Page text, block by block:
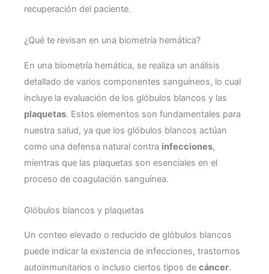
recuperación del paciente.
¿Qué te revisan en una biometría hemática?
En una biometría hemática, se realiza un análisis
detallado de varios componentes sanguíneos, lo cual
incluye la evaluación de los glóbulos blancos y las
plaquetas. Estos elementos son fundamentales para
nuestra salud, ya que los glóbulos blancos actúan
como una defensa natural contra infecciones,
mientras que las plaquetas son esenciales en el
proceso de coagulación sanguínea.
Glóbulos blancos y plaquetas
Un conteo elevado o reducido de glóbulos blancos
puede indicar la existencia de infecciones, trastornos
autoinmunitarios o incluso ciertos tipos de cáncer.